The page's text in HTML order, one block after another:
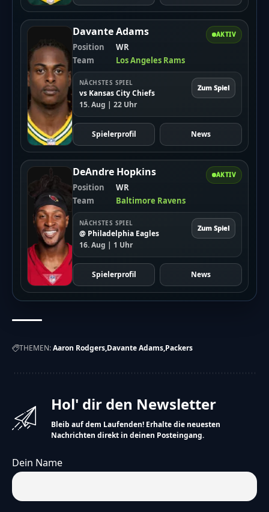
AKTIV
Davante Adams
Position
WR
Team
Los Angeles Rams
NÄCHSTES SPIEL
vs Kansas City Chiefs
15. Aug | 22 Uhr
Zum Spiel
Spielerprofil News
AKTIV
DeAndre Hopkins
Position
WR
Team
Baltimore Ravens
NÄCHSTES SPIEL
@ Philadelphia Eagles
16. Aug | 1 Uhr
Zum Spiel
Spielerprofil News
THEMEN:Aaron Rodgers Davante Adams Packers
Hol' dir den Newsletter
Bleib auf dem Laufenden! Erhalte die neuesten
Nachrichten direkt in deinen Posteingang.
Dein Name